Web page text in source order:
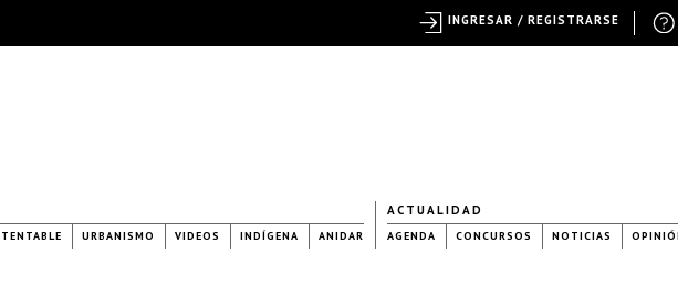
URBANISMO VIDEOS INDÍGENA ANIDAR
ACTUALIDAD
AGENDA CONCURSOS NOTICIAS
INGRESAR / REGISTRARSE